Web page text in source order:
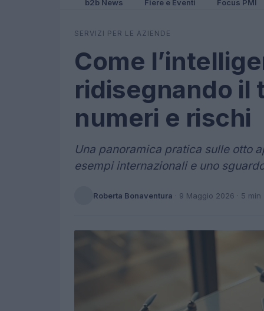
b2b News Fiere e Eventi Focus PMI
SERVIZI PER LE AZIENDE
Come
ridisegnando il
numeri e rischi
Una panoramica pratica sulle otto
esempi internazionali e uno
Roberta Bonaventura · 9 Maggio 2026 · 5 min